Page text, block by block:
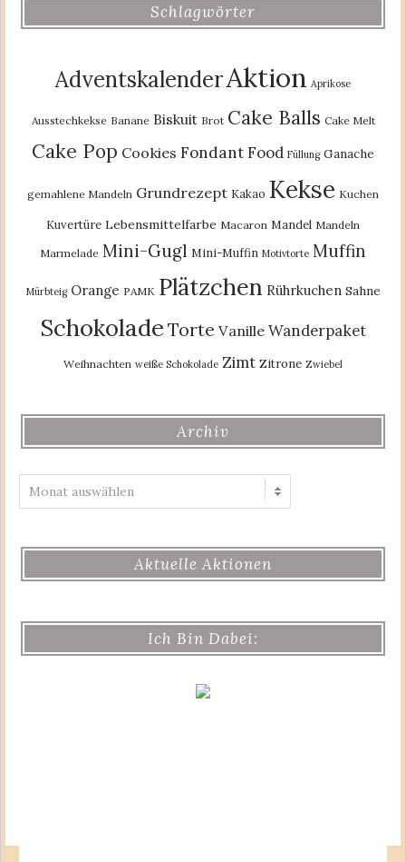
Schlagwörter
AdventskalenderAktion Aprikose
Ausstechkekse Banane Biskuit Brot Cake Balls Cake Melt
Cake Pop Cookies Fondant Food Füllung Ganache
gemahlene Mandeln Grundrezept Kakao Kekse Kuchen
Kuvertüre Lebensmittelfarbe Macaron Mandel Mandeln
Marmelade Mini-Gugl Mini-Muffin Motivtorte Muffin
Mürbteig Orange PAMK Plätzchen Rührkuchen Sahne
Schokolade Torte Vanille Wanderpaket
Weihnachten weiße Schokolade Zimt Zitrone Zwiebel
Archiv
Aktuelle Aktionen
Ich Bin Dabei: